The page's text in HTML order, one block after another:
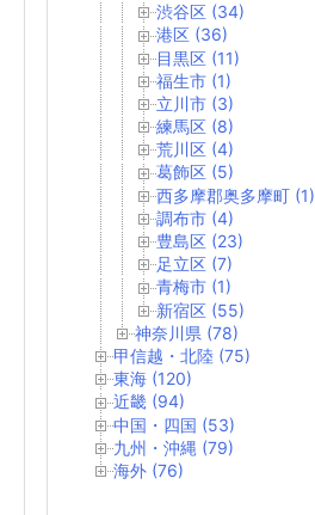
渋谷区 (34)
港区 (36)
目黒区 (11)
福生市 (1)
立川市 (3)
練馬区 (8)
荒川区 (4)
葛飾区 (5)
西多摩郡奥多摩町 (1)
調布市 (4)
豊島区 (23)
足立区 (7)
青梅市 (1)
新宿区 (55)
神奈川県 (78)
甲信越・北陸 (75)
東海 (120)
近畿 (94)
中国・四国 (53)
九州・沖縄 (79)
海外 (76)